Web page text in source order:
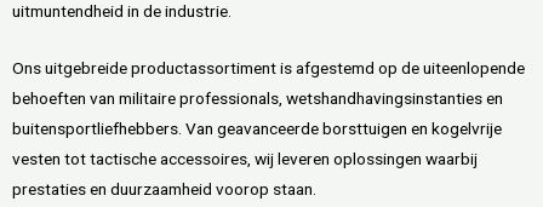
uitmuntendheid in de industrie.
Ons uitgebreide productassortiment is afgestemd op de uiteenlopende
behoeften van militaire professionals, wetshandhavingsinstanties en
buitensportliefhebbers. Van geavanceerde borsttuigen en kogelvrije
vesten tot tactische accessoires, wij leveren oplossingen waarbij
prestaties en duurzaamheid voorop staan.